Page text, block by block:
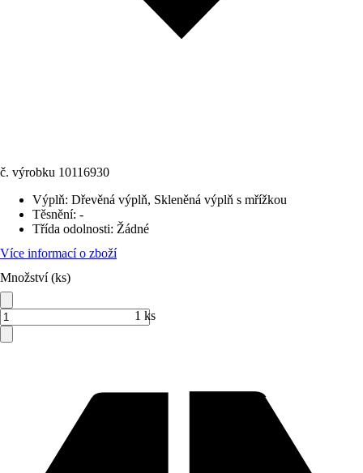
č. výrobku 10116930
Výplň: Dřevěná výplň, Skleněná výplň s mřížkou
Těsnění: -
Třída odolnosti: Žádné
Více informací o zboží
Množství (ks)
1 ks